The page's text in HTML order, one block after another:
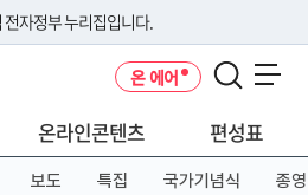
자정부 누리집입니다.
메인 주소를 사용하고 있다면 아래 URL에
요
온 에어
온라인콘텐츠 편성표
보도 특집 국가기념식 종영